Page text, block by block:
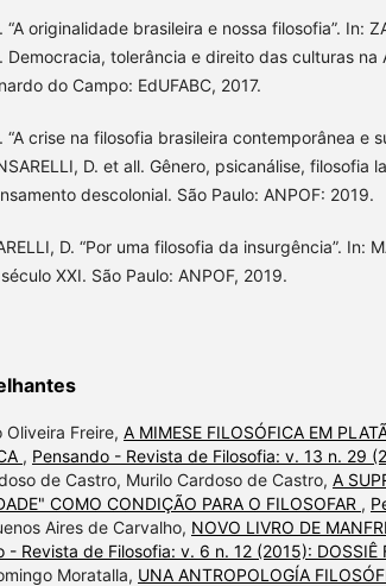
“A originalidade brasileira e nossa filosofia”. In:
Democracia, tolerância e direito das culturas na
do Campo: EdUFABC, 2017.
“A crise na filosofia brasileira contemporânea e
D. et all. Gênero, psicanálise, filosofia
descolonial. São Paulo: ANPOF: 2019.
D. “Por uma filosofia da insurgência”. In:
XXI. São Paulo: ANPOF, 2019.
Oliveira Freire, A MIMESE FILOSÓFICA EM
, Pensando - Revista de Filosofia: v. 13 n. 29
de Castro, Murilo Cardoso de Castro, A
COMO CONDIÇÃO PARA O FILOSOFAR ,
Aires de Carvalho, NOVO LIVRO DE
- Revista de Filosofia: v. 6 n. 12 (2015): DOSSIÊ
Moratalla, UNA ANTROPOLOGÍA